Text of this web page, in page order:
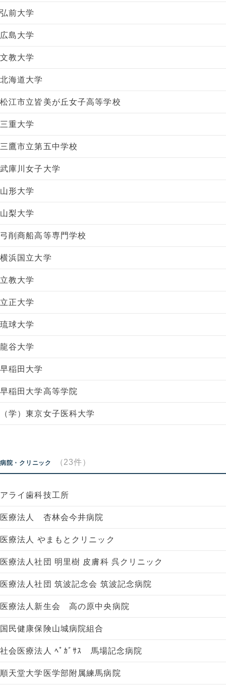
弘前大学
広島大学
文教大学
北海道大学
松江市立皆美が丘女子高等学校
三重大学
三鷹市立第五中学校
武庫川女子大学
山形大学
山梨大学
弓削商船高等専門学校
横浜国立大学
立教大学
立正大学
琉球大学
龍谷大学
早稲田大学
早稲田大学高等学院
（学）東京女子医科大学
病院・クリニック （23件）
アライ歯科技工所
医療法人 杏林会今井病院
医療法人 やまもとクリニック
医療法人社団 明里樹 皮膚科 呉クリニック
医療法人社団 筑波記念会 筑波記念病院
医療法人新生会 高の原中央病院
国民健康保険山城病院組合
社会医療法人 ﾍﾟｶﾞｻｽ 馬場記念病院
順天堂大学医学部附属練馬病院